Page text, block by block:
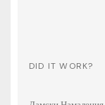
DID IT WORK?